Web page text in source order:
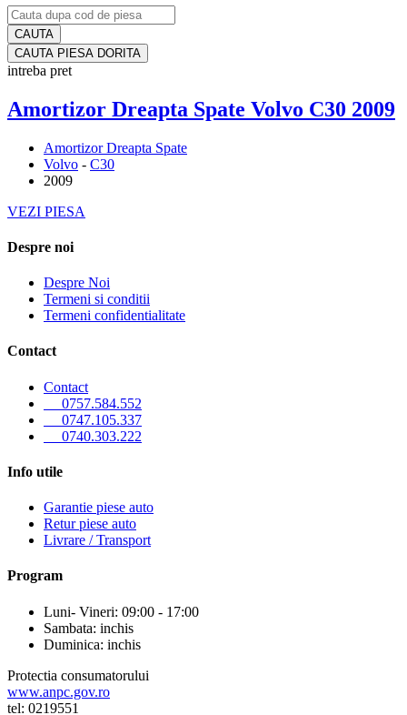
CAUTA PIESA DORITA
intreba pret
Amortizor Dreapta Spate Volvo C30 2009
Amortizor Dreapta Spate
Volvo - C30
2009
VEZI PIESA
Despre noi
Despre Noi
Termeni si conditii
Termeni confidentialitate
Contact
Contact
0757.584.552
0747.105.337
0740.303.222
Info utile
Garantie piese auto
Retur piese auto
Livrare / Transport
Program
Luni- Vineri: 09:00 - 17:00
Sambata: inchis
Duminica: inchis
Protectia consumatorului
www.anpc.gov.ro
tel: 0219551